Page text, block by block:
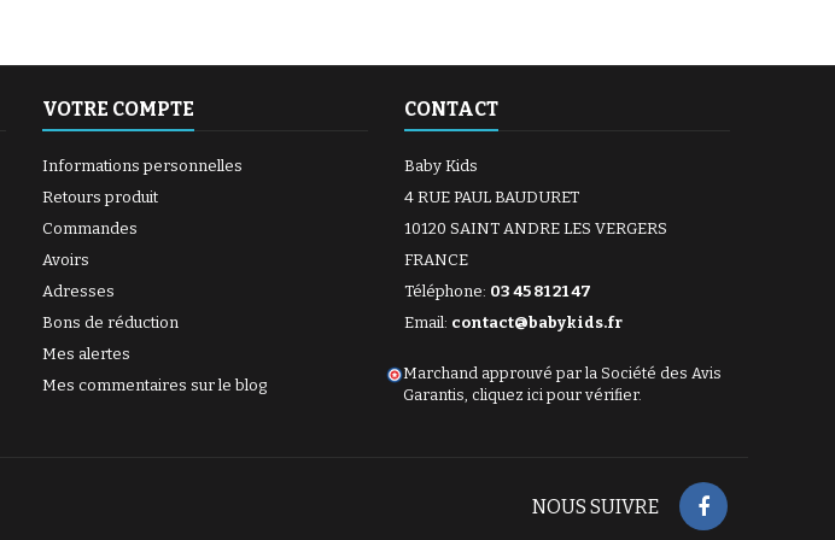
VOTRE COMPTE
Informations personnelles
Retours produit
Commandes
Avoirs
Adresses
Bons de réduction
Mes alertes
Mes commentaires sur le blog
CONTACT
Baby Kids
4 RUE PAUL BAUDURET
10120 SAINT ANDRE LES VERGERS
FRANCE
Téléphone: 03 45 81 21 47
Email: contact@babykids.fr
Marchand approuvé par la Société des Avis
Garantis, cliquez ici pour vérifier.
NOUS SUIVRE